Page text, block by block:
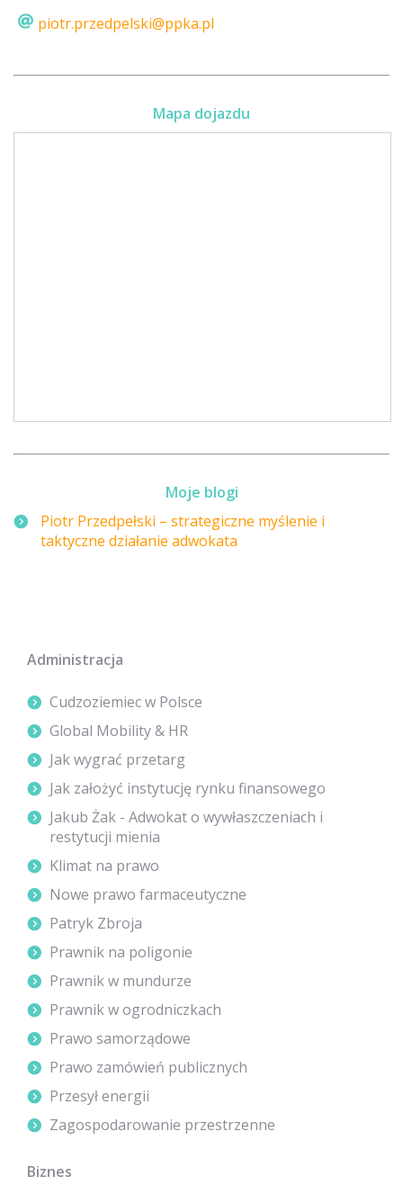
piotr.przedpelski@ppka.pl
Mapa dojazdu
Moje blogi
Piotr Przedpełski – strategiczne myślenie i
taktyczne działanie adwokata
Administracja
Cudzoziemiec w Polsce
Global Mobility & HR
Jak wygrać przetarg
Jak założyć instytucję rynku finansowego
Jakub Żak - Adwokat o wywłaszczeniach i
restytucji mienia
Klimat na prawo
Nowe prawo farmaceutyczne
Patryk Zbroja
Prawnik na poligonie
Prawnik w mundurze
Prawnik w ogrodniczkach
Prawo samorządowe
Prawo zamówień publicznych
Przesył energii
Zagospodarowanie przestrzenne
Biznes